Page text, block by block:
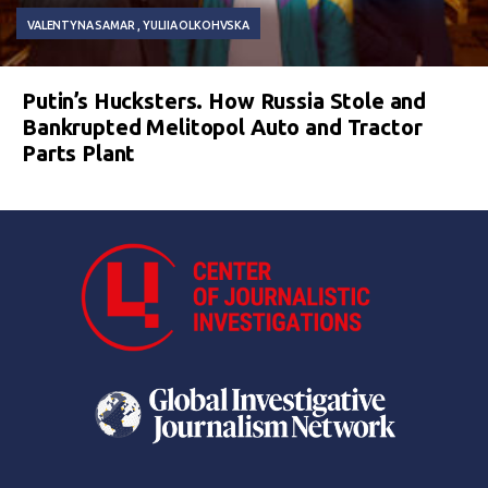
VALENTYNA SAMAR YULIIA OLKOHVSKA
Putin’s Hucksters. How Russia Stole and
Bankrupted Melitopol Auto and Tractor
Parts Plant